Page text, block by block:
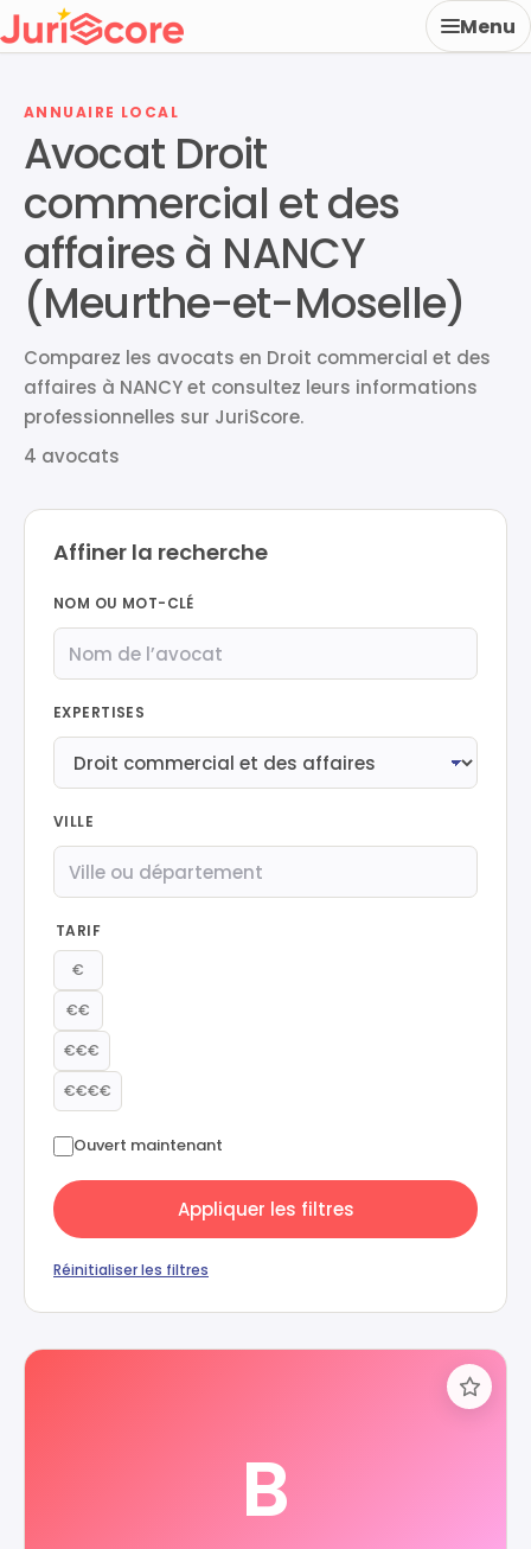
Menu
ANNUAIRE LOCAL
Avocat Droit
commercial et des
affaires à NANCY
(Meurthe-et-Moselle)
Comparez les avocats en Droit commercial et des
affaires à NANCY et consultez leurs informations
professionnelles sur JuriScore.
4 avocats
Affiner la recherche
NOM OU MOT-CLÉ
EXPERTISES
VILLE
TARIF
€
€€
€€€
€€€€
Ouvert maintenant
Appliquer les filtres
Réinitialiser les filtres
B